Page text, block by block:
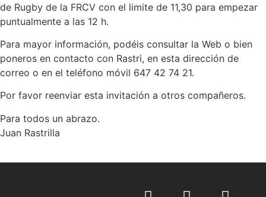
de Rugby de la FRCV con el limite de 11,30 para empezar
puntualmente a las 12 h.
Para mayor información, podéis consultar la Web o bien
poneros en contacto con Rastri, en esta dirección de
correo o en el teléfono móvil 647 42 74 21.
Por favor reenviar esta invitación a otros compañeros.
Para todos un abrazo.
Juan Rastrilla